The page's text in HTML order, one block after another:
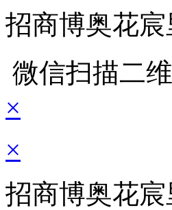
招商博奥花
微信扫描二
×
×
招商博奥花